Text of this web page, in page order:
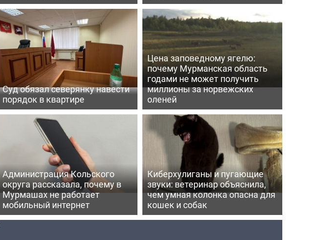
Суд обязал северянку навести
порядок в квартире
Цена заповедному ягелю:
почему Мурманская область
годами не может получить
миллионы за норвежских
оленей
Администрация Кольского
округа рассказала, почему в
Мурмашах не работает
мобильный интернет
Киберхулиганы и пугающие
звуки: ветеринар объяснила,
чем умная колонка опасна для
кошек и собак